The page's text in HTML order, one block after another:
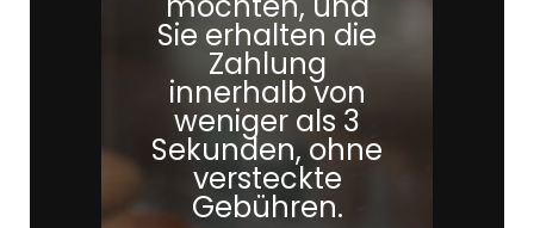
Sie erhalten die
Zahlung
innerhalb von
weniger als 3
Sekunden, ohne
versteckte
Gebühren.